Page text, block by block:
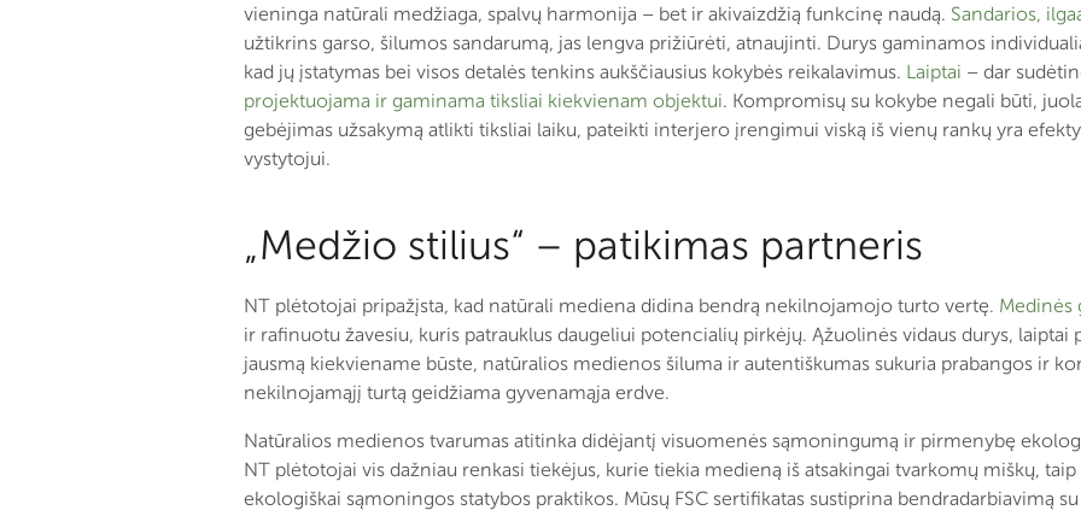
vieninga natūrali medžiaga, spalvų harmonija – bet ir akivaizdžią funkcinę naudą. Sandarios,
užtikrins garso, šilumos sandarumą, jas lengva prižiūrėti, atnaujinti. Durys gaminamos
kad jų įstatymas bei visos detalės tenkins aukščiausius kokybės reikalavimus. Laiptai – dar
projektuojama ir gaminama tiksliai kiekvienam objektui. Kompromisų su kokybe negali būti,
gebėjimas užsakymą atlikti tiksliai laiku, pateikti interjero įrengimui viską iš vienų rankų yra
vystytojui.
„Medžio stilius“ – patikimas partneris
NT plėtotojai pripažįsta, kad natūrali mediena didina bendrą nekilnojamojo turto vertę. Medinės
ir rafinuotu žavesiu, kuris patrauklus daugeliui potencialių pirkėjų. Ąžuolinės vidaus durys,
jausmą kiekviename būste, natūralios medienos šiluma ir autentiškumas sukuria prabangos ir
nekilnojamąjį turtą geidžiama gyvenamąja erdve.
Natūralios medienos tvarumas atitinka didėjantį visuomenės sąmoningumą ir pirmenybę
NT plėtotojai vis dažniau renkasi tiekėjus, kurie tiekia medieną iš atsakingai tvarkomų miškų,
ekologiškai sąmoningos statybos praktikos. Mūsų FSC sertifikatas sustiprina bendradarbiavimą